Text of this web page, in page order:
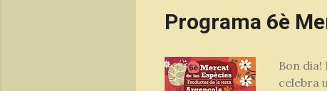
Programa 6è
Bon
celebra